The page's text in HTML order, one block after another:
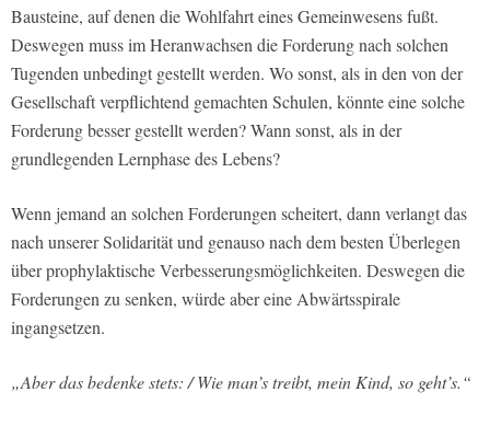
Bausteine, auf denen die Wohlfahrt eines Gemeinwesens fußt.
Deswegen muss im Heranwachsen die Forderung nach solchen
Tugenden unbedingt gestellt werden. Wo sonst, als in den von der
Gesellschaft verpflichtend gemachten Schulen, könnte eine solche
Forderung besser gestellt werden? Wann sonst, als in der
grundlegenden Lernphase des Lebens?
Wenn jemand an solchen Forderungen scheitert, dann verlangt das
nach unserer Solidarität und genauso nach dem besten Überlegen
über prophylaktische Verbesserungsmöglichkeiten. Deswegen die
Forderungen zu senken, würde aber eine Abwärtsspirale
ingangsetzen.
„Aber das bedenke stets: / Wie man’s treibt, mein Kind, so geht’s.“